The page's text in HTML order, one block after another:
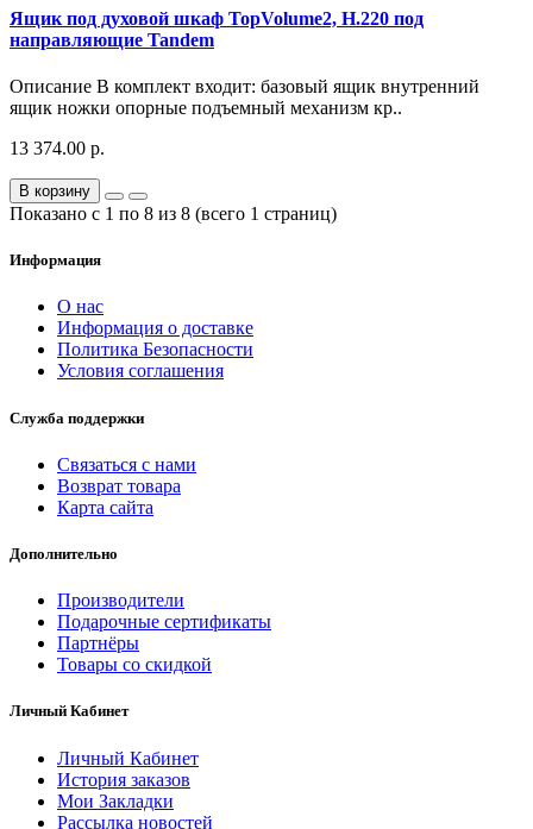
Ящик под духовой шкаф TopVolume2, H.220 под
направляющие Tandem
Описание В комплект входит: базовый ящик внутренний
ящик ножки опорные подъемный механизм кр..
13 374.00 р.
В корзину
Показано с 1 по 8 из 8 (всего 1 страниц)
Информация
О нас
Информация о доставке
Политика Безопасности
Условия соглашения
Служба поддержки
Связаться с нами
Возврат товара
Карта сайта
Дополнительно
Производители
Подарочные сертификаты
Партнёры
Товары со скидкой
Личный Кабинет
Личный Кабинет
История заказов
Мои Закладки
Рассылка новостей